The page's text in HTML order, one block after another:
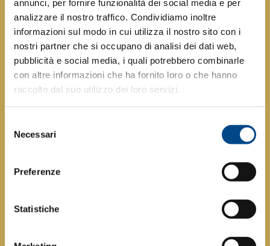
annunci, per fornire funzionalità dei social media e per
analizzare il nostro traffico. Condividiamo inoltre
informazioni sul modo in cui utilizza il nostro sito con i
nostri partner che si occupano di analisi dei dati web,
pubblicità e social media, i quali potrebbero combinarle
con altre informazioni che ha fornito loro o che hanno
raccolto dal suo utilizzo dei loro servizi.
delNecessari
Preferenze
Statistiche
CONTATTACI